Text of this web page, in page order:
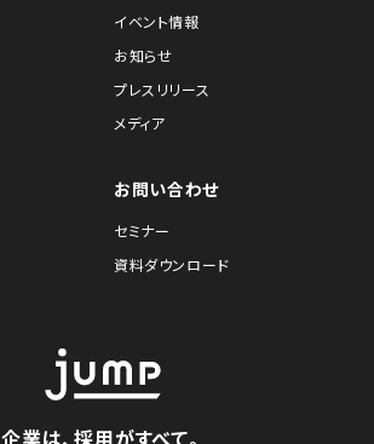
イベント情報
お知らせ
プレスリリース
メディア
お問い合わせ
セミナー
資料ダウンロード